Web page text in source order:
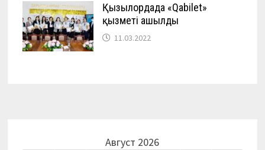
Қызылордада «Qabilet»
қызметі ашылды
11.03.2022
Август 2026